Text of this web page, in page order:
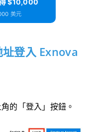
$10,000
美元
登入 Exnova
的「登入」按鈕。